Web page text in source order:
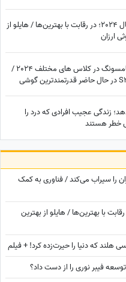
4 مورد از ایرپادهای ارزان در سال 2024؛ در رقابت با بهترین‌ها / هایلو از
ارزان
بهترین گوشی های گیمینگ سامسونگ در کلاس های مختلف 2024 /
بدون شک سامسونگ S24 Ultra در حال حاضر قدرتمندترین گوشی
زندگی عجیب افرادی که درد را
خطر هستند
را سیراب می‌کند / فناوری به کمک
ایرپادهای ارزان در سال 2024؛ در رقابت با بهترین‌ها / هایلو از بهترین
هلند که دنیا را حیرت‌زده کرد! + فیلم
فیبر نوری را از دست داد؟